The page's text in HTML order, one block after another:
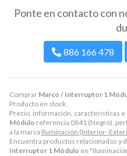
Comprar Marco / Interruptor 1
Producto en stock.
Precio, información, características e
Módulo referencia 0841 (Negro),
a la marca Iluminación (Interior-
Encuentra productos relacionados y
Interruptor 1 Módulo en
Ponte en contacto con
886 166 478